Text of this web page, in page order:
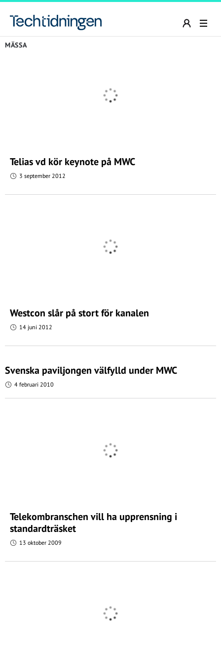
MÄSSA
Telias vd kör keynote på MWC
3 september 2012
Westcon slår på stort för kanalen
14 juni 2012
Svenska paviljongen välfylld under MWC
4 februari 2010
Telekombranschen vill ha upprensning i
standardträsket
13 oktober 2009